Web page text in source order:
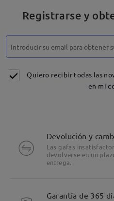
Registrarse y
Quiero recibir todas las
en mi
Devolución y
Las gafas
devolverse en un
entrega.
Garantía de 365